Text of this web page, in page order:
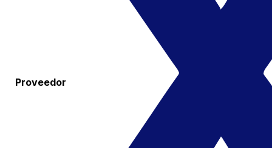
Proveedor